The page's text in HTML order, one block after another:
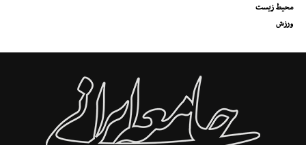
محیط زیست
ورزش